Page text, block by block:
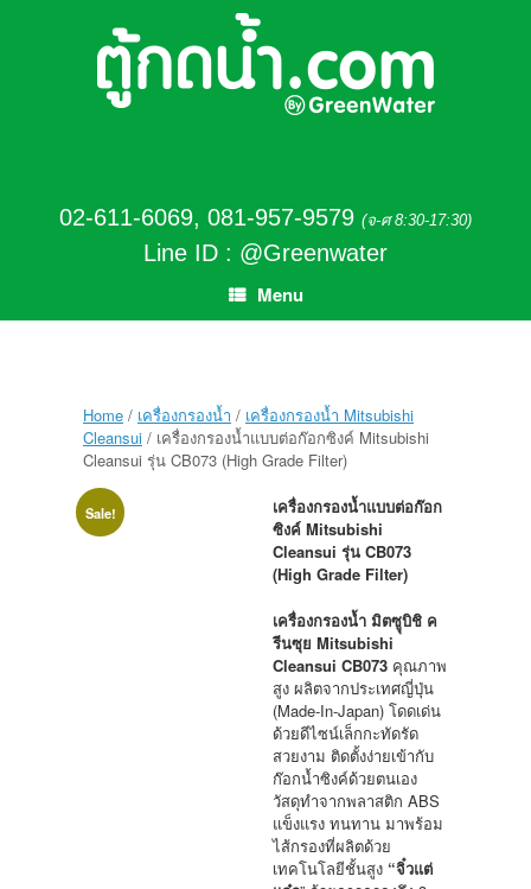
02-611-6069, 081-957-9579 (จ-ศ 8:30-17:30)
Line ID : @Greenwater
Menu
Home / เครื่องกรองน้ำ / เครื่องกรองน้ำ Mitsubishi
Cleansui / เครื่องกรองน้ำแบบต่อก๊อกซิงค์ Mitsubishi
Cleansui รุ่น CB073 (High Grade Filter)
Sale!
เครื่องกรองน้ำแบบต่อก๊อก
ซิงค์Mitsubishi
Cleansuiรุ่นCB073
(High Grade Filter)
เครื่องกรองน้ำ มิตซูุบิชิ ค
รีนซุยMitsubishi
Cleansui CB073 คุณภาพ
สูง ผลิตจากประเทศญี่ปุ่น
(Made-In-Japan) โดดเด่น
ด้วยดีไซน์เล็กกะทัดรัด
สวยงาม ติดตั้งง่ายเข้ากับ
ก๊อกน้ำซิงค์ด้วยตนเอง
วัสดุทำจากพลาสติก ABS
แข็งแรง ทนทาน มาพร้อม
ไส้กรองที่ผลิตด้วย
เทคโนโลยีชั้นสูง “จิ๋วแต่